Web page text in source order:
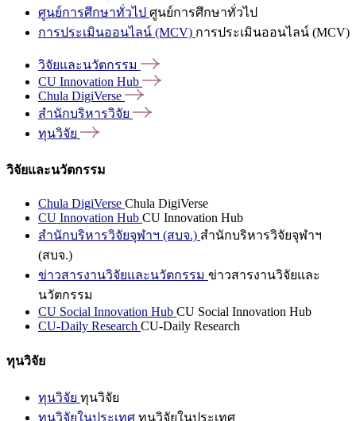
ศูนย์การศึกษาทั่วไป ศูนย์การศึกษาทั่วไป
การประเมินออนไลน์ (MCV) การประเมินออนไลน์ (MCV)
วิจัยและนวัตกรรม
CU Innovation Hub
Chula DigiVerse
สำนักบริหารวิจัย
ทุนวิจัย
วิจัยและนวัตกรรม
Chula DigiVerse Chula DigiVerse
CU Innovation Hub CU Innovation Hub
สำนักบริหารวิจัยจุฬาฯ (สบจ.) สำนักบริหารวิจัยจุฬาฯ
(สบจ.)
ข่าวสารงานวิจัยและนวัตกรรม ข่าวสารงานวิจัยและ
นวัตกรรม
CU Social Innovation Hub CU Social Innovation Hub
CU-Daily Research CU-Daily Research
ทุนวิจัย
ทุนวิจัย ทุนวิจัย
ทุนวิจัยในประเทศ ทุนวิจัยในประเทศ